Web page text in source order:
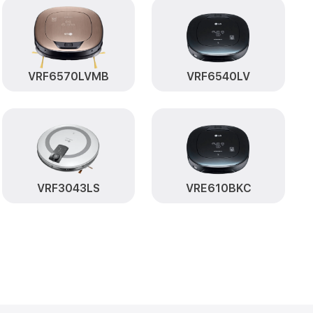
LG Заказать
Заказать
LG Заказать
LG
Заказать
LG Заказать
LG
LG
VRF6570LVMB VRF6540LV
VRF3043LS VRE610BKC